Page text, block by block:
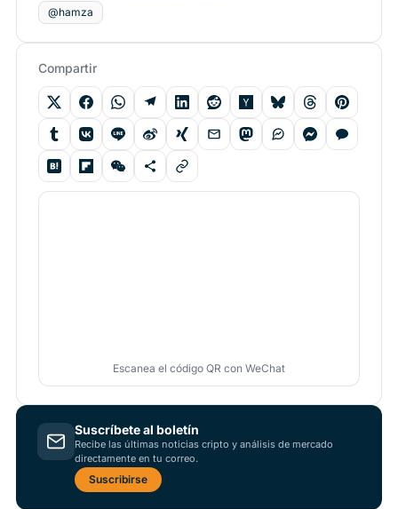
@hamza
Compartir
Escanea el código QR con WeChat
Suscríbete al boletín
Recibe las últimas noticias cripto y análisis de mercado
directamente en tu correo.
Suscribirse